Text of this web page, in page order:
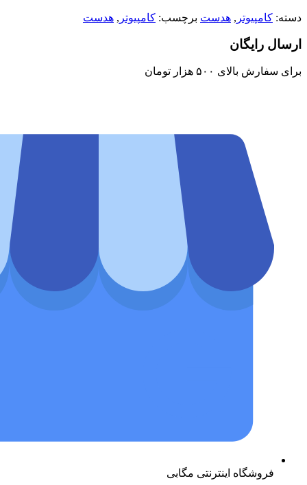
دسته: کامپیوتر , هدست برچسب: کامپیوتر , هدست
ارسال رایگان
برای سفارش‌ بالای ۵۰۰ هزار تومان
فروشگاه اینترنتی مگابی